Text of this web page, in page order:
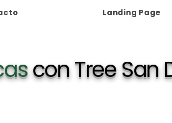
Landing Page
con Tree San